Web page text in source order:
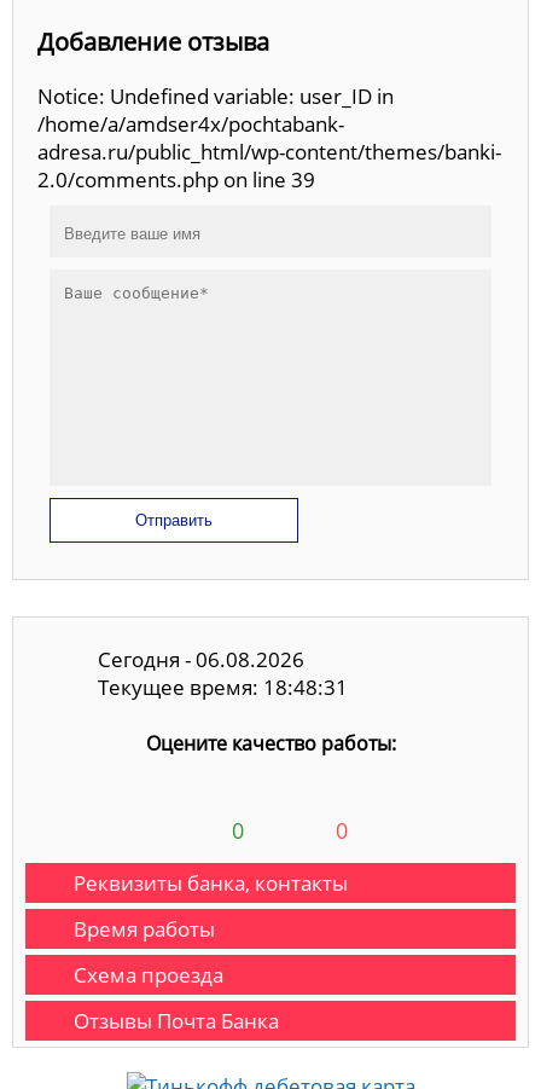
Добавление отзыва
Notice: Undefined variable: user_ID in
/home/a/amdser4x/pochtabank-
adresa.ru/public_html/wp-content/themes/banki-
2.0/comments.php on line 39
Отправить
Сегодня - 06.08.2026
Текущее время: 18:48:32
Оцените качество работы:
0 0
Реквизиты банка, контакты
Время работы
Схема проезда
Отзывы Почта Банка